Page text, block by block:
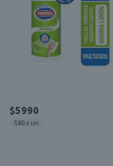
$5990
$80 x un